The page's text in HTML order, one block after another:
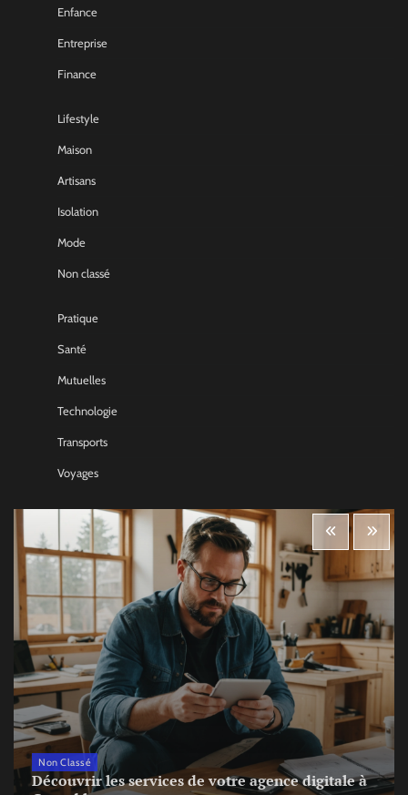
Enfance
Entreprise
Finance
Lifestyle
Maison
Artisans
Isolation
Mode
Non classé
Pratique
Santé
Mutuelles
Technologie
Transports
Voyages
Non Classé
Découvrir les services de votre agence digitale à